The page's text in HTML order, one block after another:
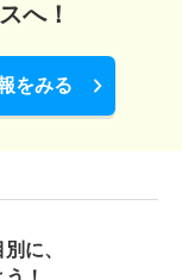
へ！
をみる
に、